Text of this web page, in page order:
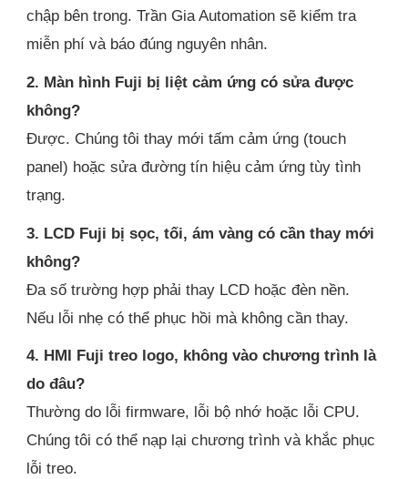
chập bên trong. Trần Gia Automation sẽ kiểm tra
miễn phí và báo đúng nguyên nhân.
2. Màn hình Fuji bị liệt cảm ứng có sửa được
không?
Được. Chúng tôi thay mới tấm cảm ứng (touch
panel) hoặc sửa đường tín hiệu cảm ứng tùy tình
trạng.
3. LCD Fuji bị sọc, tối, ám vàng có cần thay mới
không?
Đa số trường hợp phải thay LCD hoặc đèn nền.
Nếu lỗi nhẹ có thể phục hồi mà không cần thay.
4. HMI Fuji treo logo, không vào chương trình là
do đâu?
Thường do lỗi firmware, lỗi bộ nhớ hoặc lỗi CPU.
Chúng tôi có thể nạp lại chương trình và khắc phục
lỗi treo.